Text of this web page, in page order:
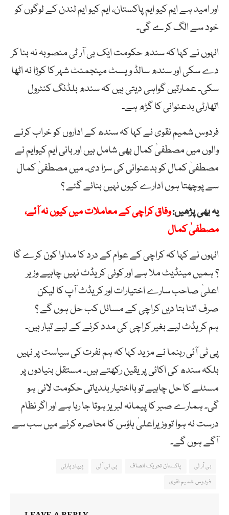
اور امید ہے ایم کیو ایم پاکستان، ایم کیو ایم لندن کے لوگوں کو
خود سے الگ کرے گی۔
انہوں نے کہا کہ سندھ حکومت ایک بی آر ٹی منصوبہ نہ بنا کر
دے سکی اور سندھ سالڈ ویسٹ مینجمنٹ شہر کا کوڑا نہ اٹھا
سکی۔ عمارتیں گواہی دیتی ہیں کہ سندھ بلڈنگ کنٹرول
اتھارٹی بدعنوانی کا گڑھ ہے۔
فردوس شمیم نقوی نے کہا کہ سندھ کے اداروں کو خراب کرنے
والوں میں مصطفیٰ کمال بھی شامل ہیں اور بانی ایم کیوایم نے
مصطفیٰ کمال کو بدعنوانی کی سزا دی۔ میں مصطفیٰ کمال
سے پوچھتا ہوں ادارے کیوں نہیں بنائے گئے ؟
یہ بھی پڑھیں:وفاق کراچی کے معاملات میں کیوں نہ آئے،
مصطفیٰ کمال
انہوں نے کہا کہ کراچی کے عوام کے درد کا مداوا کون کرے گا
؟ ہمیں مینڈیٹ ملا ہے اور کوئی کریڈٹ نہیں چاہیے وزیر
اعلیٰ صاحب سارے اختیارات اور کریڈٹ آپ کا لیکن
صرف اتنا بتا دیں کراچی کے مسائل کب حل ہوں گے ؟
ہم کریڈٹ لیے بغیر کراچی کی مدد کرنے کے لیے تیار ہیں۔
پی ٹی آئی رہنما نے مزید کہا کہ ہم نفرت کی سیاست پر نہیں
بلکہ سندھ کی اکائی پر یقین رکھتے ہیں۔ مستقل بنیادوں پر
مسئلے کا حل چاہیے تو بااختیار بلدیاتی حکومت لانی ہو
گی۔ ہمارے صبر کا پیمانہ لبریز ہوتا جا رہا ہے اور اگر نظام
درست نہ ہوا تو وزیراعلیٰ ہاؤس کا محاصرہ کرنے میں سب سے
آگے ہوں گے۔
بی آر ٹی پاکستان تحریک انصاف پی ٹی آئی
پیپلز پارٹی
فردوس شمیم نقوی